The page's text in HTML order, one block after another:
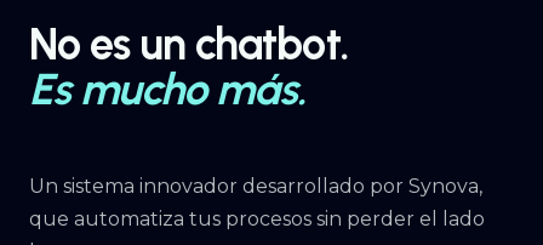
Hablemos ES · EN
No es un chatbot.
Es mucho más.
Un sistema innovador desarrollado por Synova,
que automatiza tus procesos sin perder el lado